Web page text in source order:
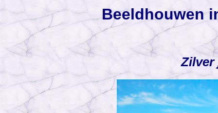
Beeldhouwen
Zilver